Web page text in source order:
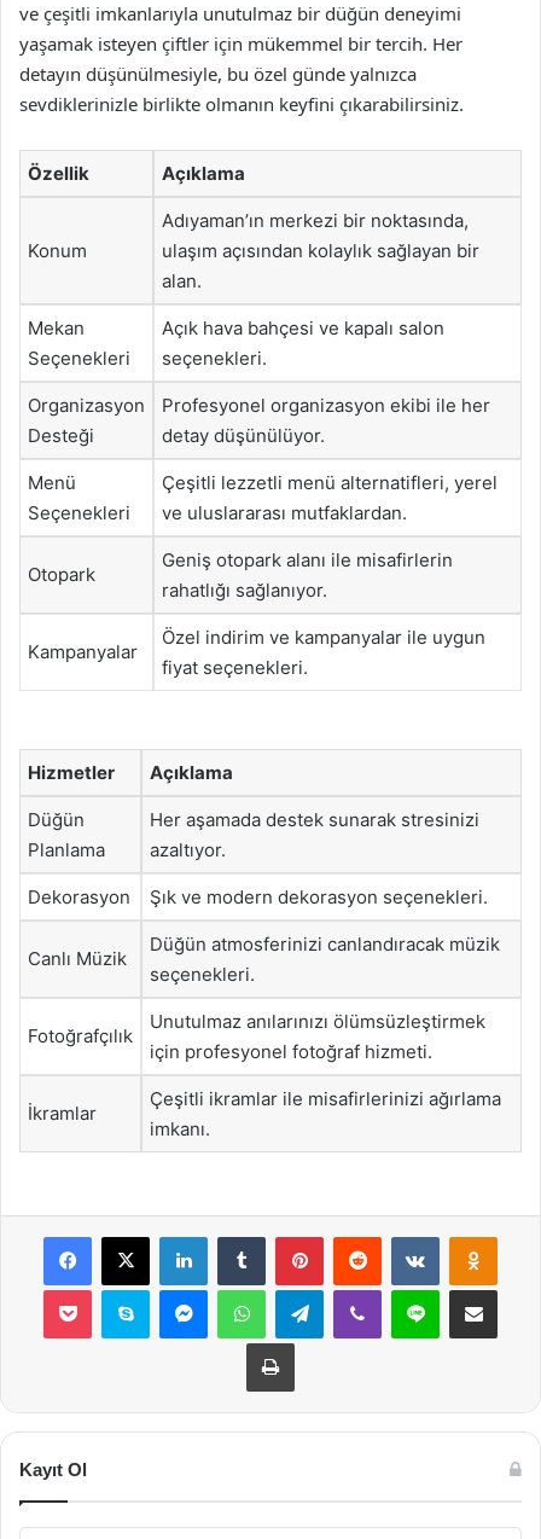
ve çeşitli imkanlarıyla unutulmaz bir düğün deneyimi
yaşamak isteyen çiftler için mükemmel bir tercih. Her
detayın düşünülmesiyle, bu özel günde yalnızca
sevdiklerinizle birlikte olmanın keyfini çıkarabilirsiniz.
Özellik Açıklama
Konum
Adıyaman’ın merkezi bir noktasında,
ulaşım açısından kolaylık sağlayan bir
alan.
Mekan
Seçenekleri
Açık hava bahçesi ve kapalı salon
seçenekleri.
Organizasyon
Desteği
Profesyonel organizasyon ekibi ile her
detay düşünülüyor.
Menü
Seçenekleri
Çeşitli lezzetli menü alternatifleri, yerel
ve uluslararası mutfaklardan.
Otopark
Geniş otopark alanı ile misafirlerin
rahatlığı sağlanıyor.
Kampanyalar
Özel indirim ve kampanyalar ile uygun
fiyat seçenekleri.
Hizmetler Açıklama
Düğün
Planlama
Her aşamada destek sunarak stresinizi
azaltıyor.
Dekorasyon Şık ve modern dekorasyon seçenekleri.
Canlı Müzik
Düğün atmosferinizi canlandıracak müzik
seçenekleri.
Fotoğrafçılık
Unutulmaz anılarınızı ölümsüzleştirmek
için profesyonel fotoğraf hizmeti.
İkramlar
Çeşitli ikramlar ile misafirlerinizi ağırlama
imkanı.
Facebook
X LinkedInTumblr PinterestReddit VKontakte
Pocket Skype MessengerWhatsAppTelegramViber Line E-Posta ile
Yazdır
Kayıt Ol